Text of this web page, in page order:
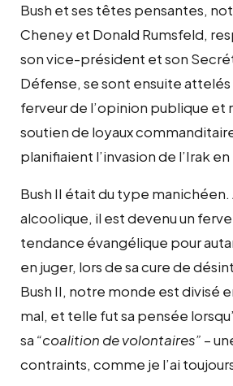
Bush et ses têtes pensantes,
Cheney et Donald Rumsfeld,
son vice-président et son
Défense, se sont ensuite attelés
ferveur de l’opinion publique et
soutien de loyaux
planifiaient l’invasion de l’Irak
Bush II était du type manichéen.
alcoolique, il est devenu un
tendance évangélique pour
en juger, lors de sa cure de
Bush II, notre monde est divisé
mal, et telle fut sa pensée
sa “coalition de volontaires” –
contraints, comme je l’ai